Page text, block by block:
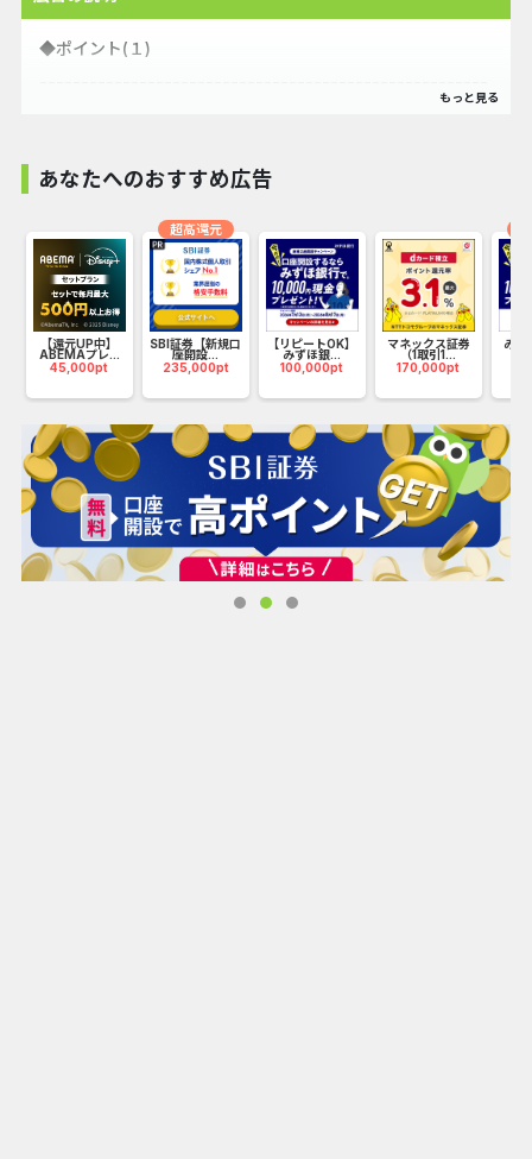
◆ポイント(１)
------------------------------------------------------
渋谷、新宿、池袋などのビッグターミナル駅から、
白金高輪、勝どきなどの高級住宅地まで幅広いエリアに出
店。
大手が出店していないエリアなどもカバーしています。
窪、大塚、目白、
白金高輪、勝どき、豊洲、人形町、自由が丘、大井町
◆ポイント(２)
------------------------------------------------------
あなたへのおすすめ広告
【還元UP中】
ABEMAプレ...
45,000pt
SBI証券【新規口
座開設...
235,000pt
超高還元
【リピートOK】
みずほ銀...
100,000pt
マネックス証券
（1取引1...
170,000pt
みず